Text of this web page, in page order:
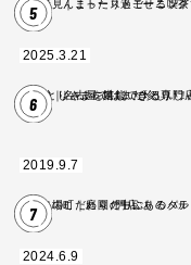
5
2025.3.21
6
2019.9.7
7
2024.6.9